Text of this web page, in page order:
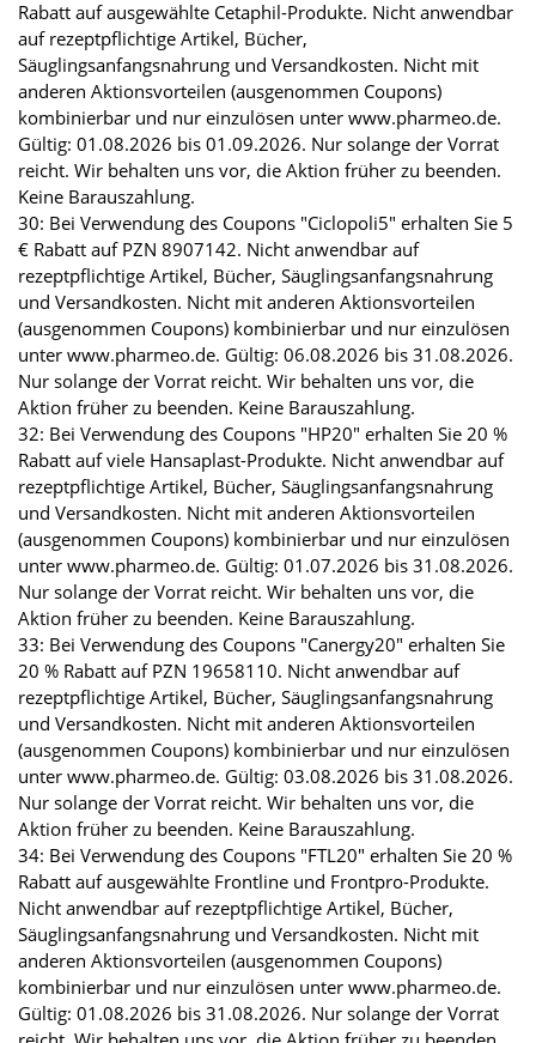
Rabatt auf ausgewählte Cetaphil-Produkte. Nicht anwendbar
auf rezeptpflichtige Artikel, Bücher,
Säuglingsanfangsnahrung und Versandkosten. Nicht mit
anderen Aktionsvorteilen (ausgenommen Coupons)
kombinierbar und nur einzulösen unter www.pharmeo.de.
Gültig: 01.08.2026 bis 01.09.2026. Nur solange der Vorrat
reicht. Wir behalten uns vor, die Aktion früher zu beenden.
Keine Barauszahlung.
30: Bei Verwendung des Coupons "Ciclopoli5" erhalten Sie 5
€ Rabatt auf PZN 8907142. Nicht anwendbar auf
rezeptpflichtige Artikel, Bücher, Säuglingsanfangsnahrung
und Versandkosten. Nicht mit anderen Aktionsvorteilen
(ausgenommen Coupons) kombinierbar und nur einzulösen
unter www.pharmeo.de. Gültig: 06.08.2026 bis 31.08.2026.
Nur solange der Vorrat reicht. Wir behalten uns vor, die
Aktion früher zu beenden. Keine Barauszahlung.
32: Bei Verwendung des Coupons "HP20" erhalten Sie 20 %
Rabatt auf viele Hansaplast-Produkte. Nicht anwendbar auf
rezeptpflichtige Artikel, Bücher, Säuglingsanfangsnahrung
und Versandkosten. Nicht mit anderen Aktionsvorteilen
(ausgenommen Coupons) kombinierbar und nur einzulösen
unter www.pharmeo.de. Gültig: 01.07.2026 bis 31.08.2026.
Nur solange der Vorrat reicht. Wir behalten uns vor, die
Aktion früher zu beenden. Keine Barauszahlung.
33: Bei Verwendung des Coupons "Canergy20" erhalten Sie
20 % Rabatt auf PZN 19658110. Nicht anwendbar auf
rezeptpflichtige Artikel, Bücher, Säuglingsanfangsnahrung
und Versandkosten. Nicht mit anderen Aktionsvorteilen
(ausgenommen Coupons) kombinierbar und nur einzulösen
unter www.pharmeo.de. Gültig: 03.08.2026 bis 31.08.2026.
Nur solange der Vorrat reicht. Wir behalten uns vor, die
Aktion früher zu beenden. Keine Barauszahlung.
34: Bei Verwendung des Coupons "FTL20" erhalten Sie 20 %
Rabatt auf ausgewählte Frontline und Frontpro-Produkte.
Nicht anwendbar auf rezeptpflichtige Artikel, Bücher,
Säuglingsanfangsnahrung und Versandkosten. Nicht mit
anderen Aktionsvorteilen (ausgenommen Coupons)
kombinierbar und nur einzulösen unter www.pharmeo.de.
Gültig: 01.08.2026 bis 31.08.2026. Nur solange der Vorrat